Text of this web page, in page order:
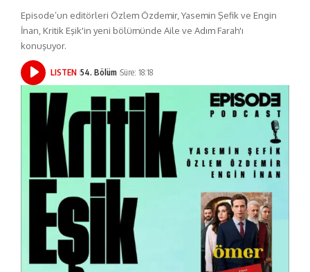
Episode’un editörleri Özlem Özdemir, Yasemin Şefik ve Engin
İnan, Kritik Eşik'in yeni bölümünde Aile ve Adım Farah'ı
konuşuyor.
LISTEN 54. Bölüm Süre: 18:18